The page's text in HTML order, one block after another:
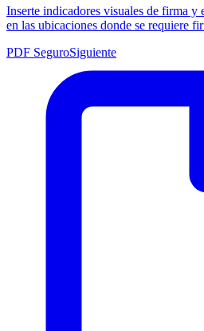
Inserte indicadores visuales de firma y
en las ubicaciones donde se requiere
PDF SeguroSiguiente